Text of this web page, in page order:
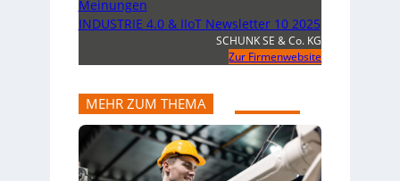
Meinungen
INDUSTRIE 4.0 & IIoT Newsletter 10 2025
SCHUNK SE & Co. KG
Zur Firmenwebsite
MEHR ZUM THEMA